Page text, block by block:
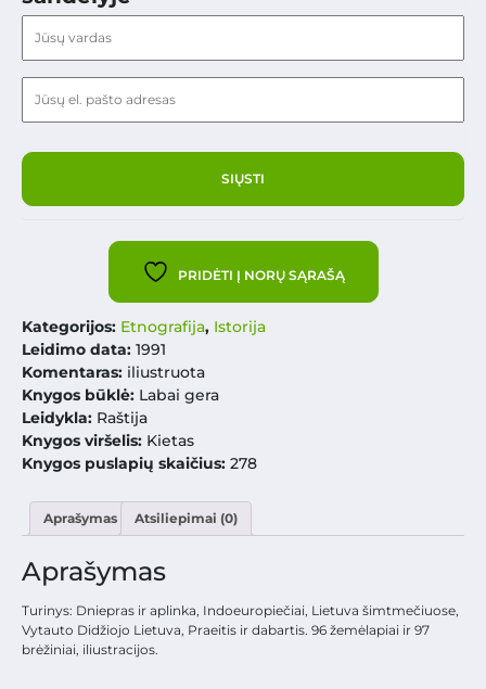
PRIDĖTI Į NORŲ SĄRAŠĄ
Kategorijos: Etnografija, Istorija
Leidimo data: 1991
Komentaras: iliustruota
Knygos būklė: Labai gera
Leidykla: Raštija
Knygos viršelis: Kietas
Knygos puslapių skaičius: 278
Aprašymas Atsiliepimai (0)
Aprašymas
Turinys: Dniepras ir aplinka, Indoeuropiečiai, Lietuva šimtmečiuose,
Vytauto Didžiojo Lietuva, Praeitis ir dabartis. 96 žemėlapiai ir 97
brėžiniai, iliustracijos.